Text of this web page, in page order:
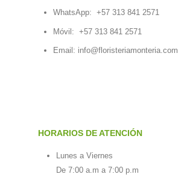
WhatsApp: +57 313 841 2571
Móvil: +57 313 841 2571
Email: info@floristeriamonteria.com
HORARIOS DE ATENCIÓN
Lunes a Viernes
De 7:00 a.m a 7:00 p.m